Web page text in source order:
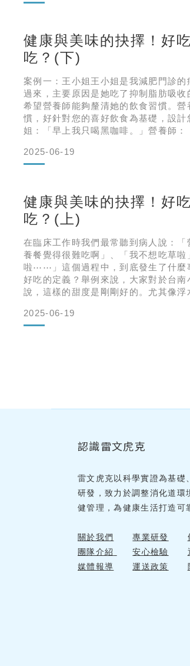
新北市學校午餐供應的形
健康與美味的抉擇！好
吃？(下)
案例一：王小姐王小姐是我減肥門診
過來，主要原因是她吃了抑制脂肪吸
希望營養師能夠釐清她的飲食習慣。
慣，好針對您的喜好飲食為基礎，設
姐：「早上我只喝黑咖啡。」營養師
重是從哪裡來？」王小姐：「我每週大
午茶，非常划算喔，兩個
2025-06-19
健康與美味的抉擇！好
吃？(上)
在臨床工作時我們最常聽到病人說：
養餐覺得很難吃啊」、「我不想吃草
啦⋯⋯」這個過程中，到底發生了什麼
好吃的定義？舉例來說，大家對於台
說，這樣的甜度是剛剛好的。尤其像
簡直是人生美味呢！記得住在眷村的時
同的地方味蕾，那些加花椒鹽
2025-06-19
認識雷文虎克
雷文虎克以科學實證為基礎
研發，致力於調整消化道環
健管理，為健康生活打造可
關於我們 專業研發
團隊介紹
安心檢驗
媒體報導
運送政策